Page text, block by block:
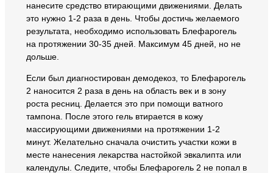
нанесите средство втирающими движениями. Делать
это нужно 1-2 раза в день. Чтобы достичь желаемого
результата, необходимо использовать Блефарогель
на протяжении 30-35 дней. Максимум 45 дней, но не
дольше.
Если был диагностирован демодекоз, то Блефарогель
2 наносится 2 раза в день на область век и в зону
роста ресниц. Делается это при помощи ватного
тампона. После этого гель втирается в кожу
массирующими движениями на протяжении 1-2
минут. Желательно сначала очистить участки кожи в
месте нанесения лекарства настойкой эвкалипта или
календулы. Следите, чтобы Блефарогель 2 не попал в